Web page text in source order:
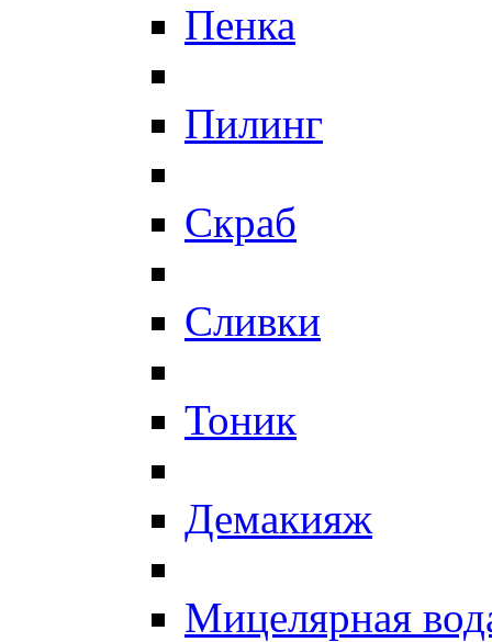
Пенка
Пилинг
Скраб
Сливки
Тоник
Демакияж
Мицелярная